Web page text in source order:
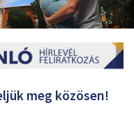
meg közösen!